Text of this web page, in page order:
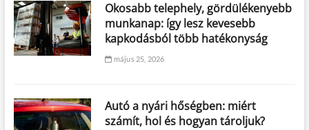
Okosabb telephely, gördülékenyebb
munkanap: így lesz kevesebb
kapkodásból több hatékonyság
május 25, 2026
Autó a nyári hőségben: miért
számít, hol és hogyan tároljuk?